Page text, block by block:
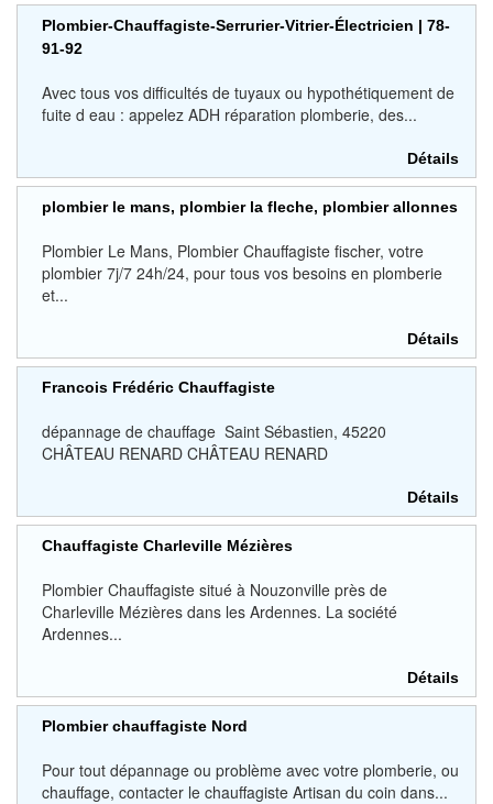
Plombier-Chauffagiste-Serrurier-Vitrier-Électricien | 78-
91-92
Avec tous vos difficultés de tuyaux ou hypothétiquement de
fuite d eau : appelez ADH réparation plomberie, des...
Détails
plombier le mans, plombier la fleche, plombier allonnes
Plombier Le Mans, Plombier Chauffagiste fischer, votre
plombier 7j/7 24h/24, pour tous vos besoins en plomberie
et...
Détails
Francois Frédéric Chauffagiste
dépannage de chauffage Saint Sébastien, 45220
CHÂTEAU RENARD CHÂTEAU RENARD
Détails
Chauffagiste Charleville Mézières
Plombier Chauffagiste situé à Nouzonville près de
Charleville Mézières dans les Ardennes. La société
Ardennes...
Détails
Plombier chauffagiste Nord
Pour tout dépannage ou problème avec votre plomberie, ou
chauffage, contacter le chauffagiste Artisan du coin dans...